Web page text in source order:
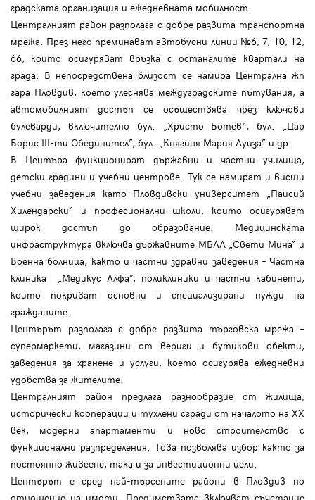
градската организация и ежедневната мобилност.
Централният район разполага с добре развита транспортна
мрежа. През него преминават автобусни линии №6, 7, 10, 12,
66, които осигуряват връзка с останалите квартали на
града. В непосредствена близост се намира Централна жп
гара Пловдив, което улеснява междуградските пътувания, а
автомобилният достъп се осъществява чрез ключови
булеварди, включително бул. „Христо Ботев“, бул. „Цар
Борис III-ти Обединител”, бул. „Княгиня Мария Луиза” и др.
В Центъра функционират държавни и частни училища,
детски градини и учебни центрове. Тук се намират и висши
учебни заведения като Пловдивски университет „Паисий
Хилендарски“ и професионални школи, които осигуряват
широк достъп до образование. Медицинската
инфраструктура включва държавните МБАЛ „Свети Мина“ и
Военна болница, както и частни здравни заведения – Частна
клиника „Медикус Алфа”, поликлиники и частни кабинети,
които покриват основни и специализирани нужди на
гражданите.
Центърът разполага с добре развита търговска мрежа –
супермаркети, магазини от вериги и бутикови обекти,
заведения за хранене и услуги, което осигурява ежедневни
удобства за жителите.
Централният район предлага разнообразие от жилища,
исторически кооперации и тухлени сгради от началото на XX
век, модерни апартаменти и ново строителство с
функционални разпределения. Това позволява избор както за
постоянно живеене, така и за инвестиционни цели.
Центърът е сред най-търсените райони в Пловдив по